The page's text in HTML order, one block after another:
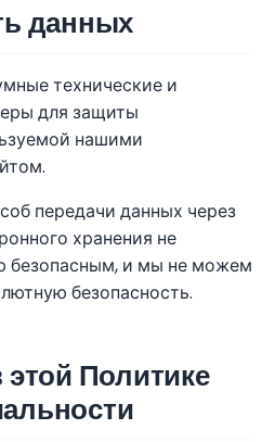
данных
технические и
для защиты
нашими
передачи данных через
хранения не
безопасным, и мы не можем
безопасность.
Политике